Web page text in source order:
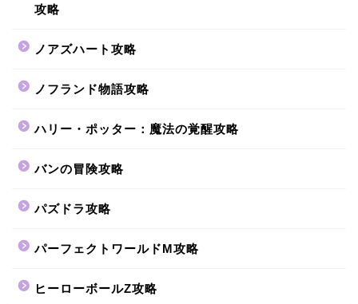
攻略
ノアズハート攻略
ノフランド物語攻略
ハリー・ポッター：魔法の覚醒攻略
バンの冒険攻略
パズドラ攻略
パーフェクトワールドM攻略
ヒーローボールZ攻略